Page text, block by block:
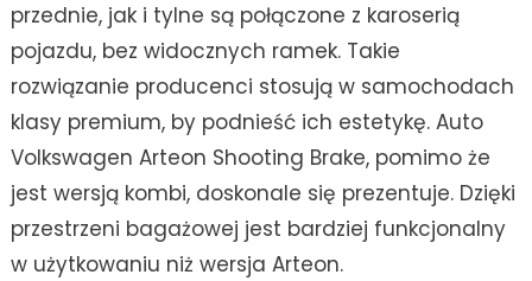
przednie, jak i tylne są połączone z karoserią
pojazdu, bez widocznych ramek. Takie
rozwiązanie producenci stosują w samochodach
klasy premium, by podnieść ich estetykę. Auto
Volkswagen Arteon Shooting Brake, pomimo że
jest wersją kombi, doskonale się prezentuje. Dzięki
przestrzeni bagażowej jest bardziej funkcjonalny
w użytkowaniu niż wersja Arteon.